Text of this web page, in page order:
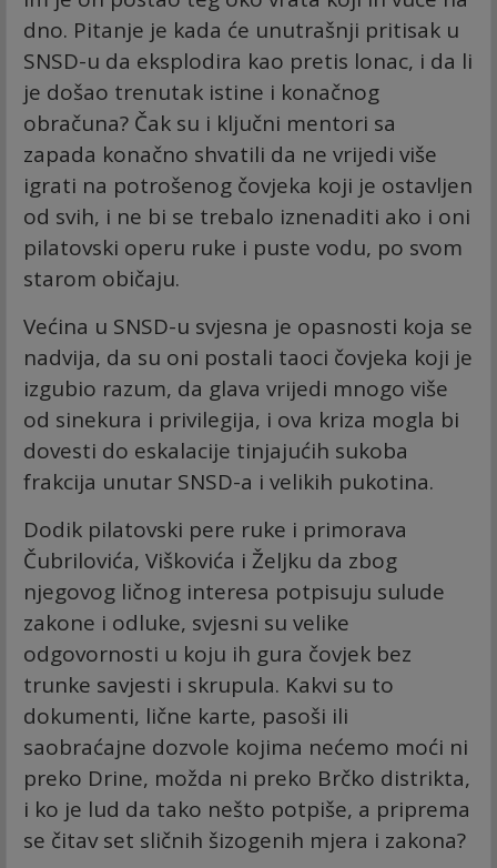
dno. Pitanje je kada će unutrašnji pritisak u
SNSD-u da eksplodira kao pretis lonac, i da li
je došao trenutak istine i konačnog
obračuna? Čak su i ključni mentori sa
zapada konačno shvatili da ne vrijedi više
igrati na potrošenog čovjeka koji je ostavljen
od svih, i ne bi se trebalo iznenaditi ako i oni
pilatovski operu ruke i puste vodu, po svom
starom običaju.
Većina u SNSD-u svjesna je opasnosti koja se
nadvija, da su oni postali taoci čovjeka koji je
izgubio razum, da glava vrijedi mnogo više
od sinekura i privilegija, i ova kriza mogla bi
dovesti do eskalacije tinjajućih sukoba
frakcija unutar SNSD-a i velikih pukotina.
Dodik pilatovski pere ruke i primorava
Čubrilovića, Viškovića i Željku da zbog
njegovog ličnog interesa potpisuju sulude
zakone i odluke, svjesni su velike
odgovornosti u koju ih gura čovjek bez
trunke savjesti i skrupula. Kakvi su to
dokumenti, lične karte, pasoši ili
saobraćajne dozvole kojima nećemo moći ni
preko Drine, možda ni preko Brčko distrikta,
i ko je lud da tako nešto potpiše, a priprema
se čitav set sličnih šizogenih mjera i zakona?